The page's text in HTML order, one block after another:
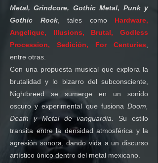
Metal, Grindcore, Gothic Metal, Punk y
Gothic Rock, tales como Hardware,
Angelique, Illusions, Brutal, Godless
Procession, Sedición, For Centuries
entre otras.
Con una propuesta musical que explora la
brutalidad y lo bizarro del subconsciente,
Nightbreed se sumerge en un sonido
oscuro y experimental que fusiona Doom,
Death y Metal de vanguardia . Su estilo
transita entre la densidad atmosférica y la
agresión sonora, dando vida a un discurso
artístico único dentro del metal mexicano.